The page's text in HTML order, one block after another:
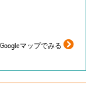
Googleマップでみる